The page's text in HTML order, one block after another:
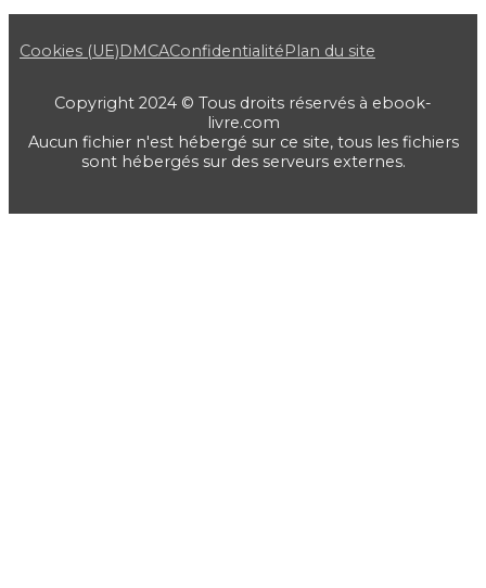
Cookies (UE) DMCAConfidentialité Plan du site
Copyright 2024 © Tous droits réservés à ebook-
livre.com
Aucun fichier n'est hébergé sur ce site, tous les fichiers
sont hébergés sur des serveurs externes.